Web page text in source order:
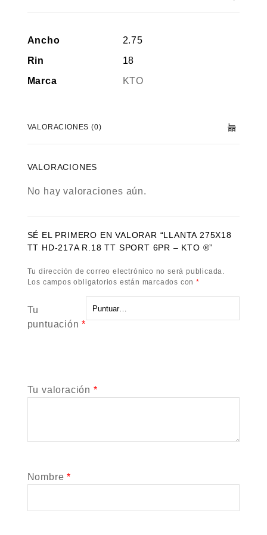
Ancho
2.75
Rin
18
Marca
KTO
VALORACIONES (0)
VALORACIONES
No hay valoraciones aún.
SÉ EL PRIMERO EN VALORAR “LLANTA 275X18
TT HD-217A R.18 TT SPORT 6PR – KTO ®”
Tu dirección de correo electrónico no será publicada.
Los campos obligatorios están marcados con *
Tu
puntuación*
Tu valoración *
Nombre*